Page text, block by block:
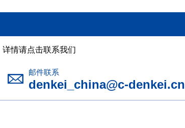
情请点击联系我们
邮件联系
denkei_china@c-denkei.cn